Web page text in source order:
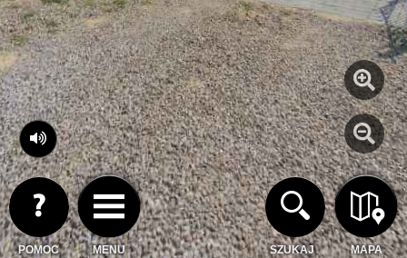
MENU MAPA
POMOC SZUKAJ